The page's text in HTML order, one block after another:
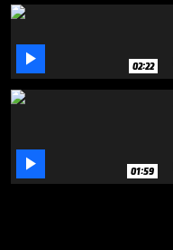
 02:22
 01:59